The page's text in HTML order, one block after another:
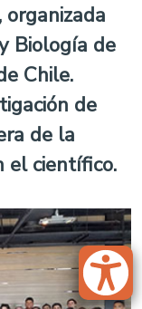
Biología de
Chile.
de
de la
el científico.